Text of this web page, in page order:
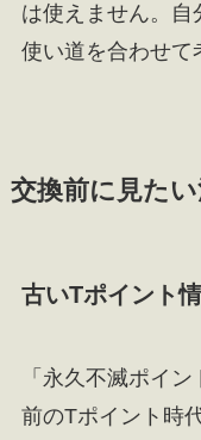
は使えません。
使い道を合わせて
交換前に見た
古いTポイント
「永久不滅ポイ
前のTポイント時